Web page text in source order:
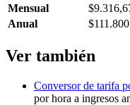
Mensual
Anual
$111.800
Ver también
Conversor de tarifa
por hora a ingresos